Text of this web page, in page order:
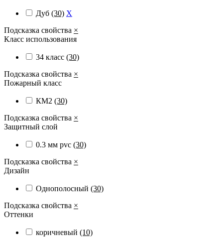
Дуб (30) X
Подсказка свойства ×
Класс использования
34 класс (30)
Подсказка свойства ×
Пожарный класс
КМ2 (30)
Подсказка свойства ×
Защитный слой
0.3 мм pvc (30)
Подсказка свойства ×
Дизайн
Однополосный (30)
Подсказка свойства ×
Оттенки
коричневый (10)